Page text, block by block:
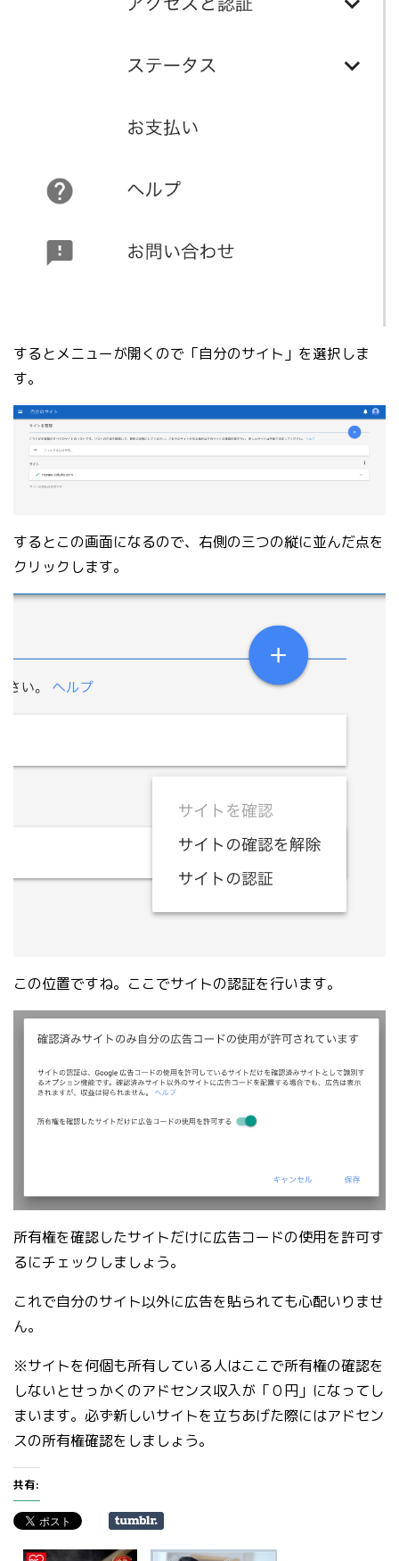
するとメニューが開くので「自分のサイト」を選択しま
す。
するとこの画面になるので、右側の三つの縦に並んだ点を
クリックします。
この位置ですね。ここでサイトの認証を行います。
所有権を確認したサイトだけに広告コードの使用を許可す
るにチェックしましょう。
これで自分のサイト以外に広告を貼られても心配いりませ
ん。
※サイトを何個も所有している人はここで所有権の確認を
しないとせっかくのアドセンス収入が「０円」になってし
まいます。必ず新しいサイトを立ちあげた際にはアドセン
スの所有権確認をしましょう。
共有: